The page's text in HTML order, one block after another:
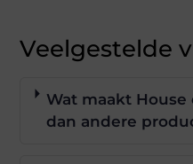
Veelgestelde
Wat maakt House
dan andere